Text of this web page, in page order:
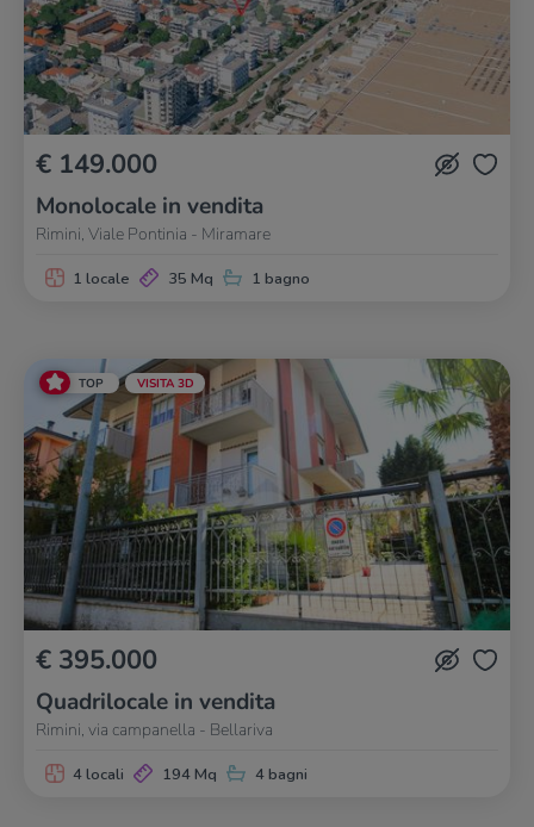
€ 149.000
Monolocale in vendita
Rimini, Viale Pontinia - Miramare
1 locale 35 Mq 1 bagno
TOP VISITA 3D
€ 395.000
Quadrilocale in vendita
Rimini, via campanella - Bellariva
4 locali 194 Mq 4 bagni